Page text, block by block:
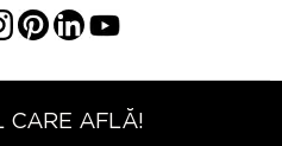
CARE AFLĂ!